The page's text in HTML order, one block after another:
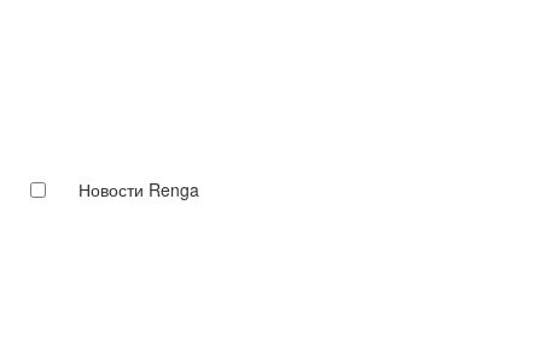
Новости Renga